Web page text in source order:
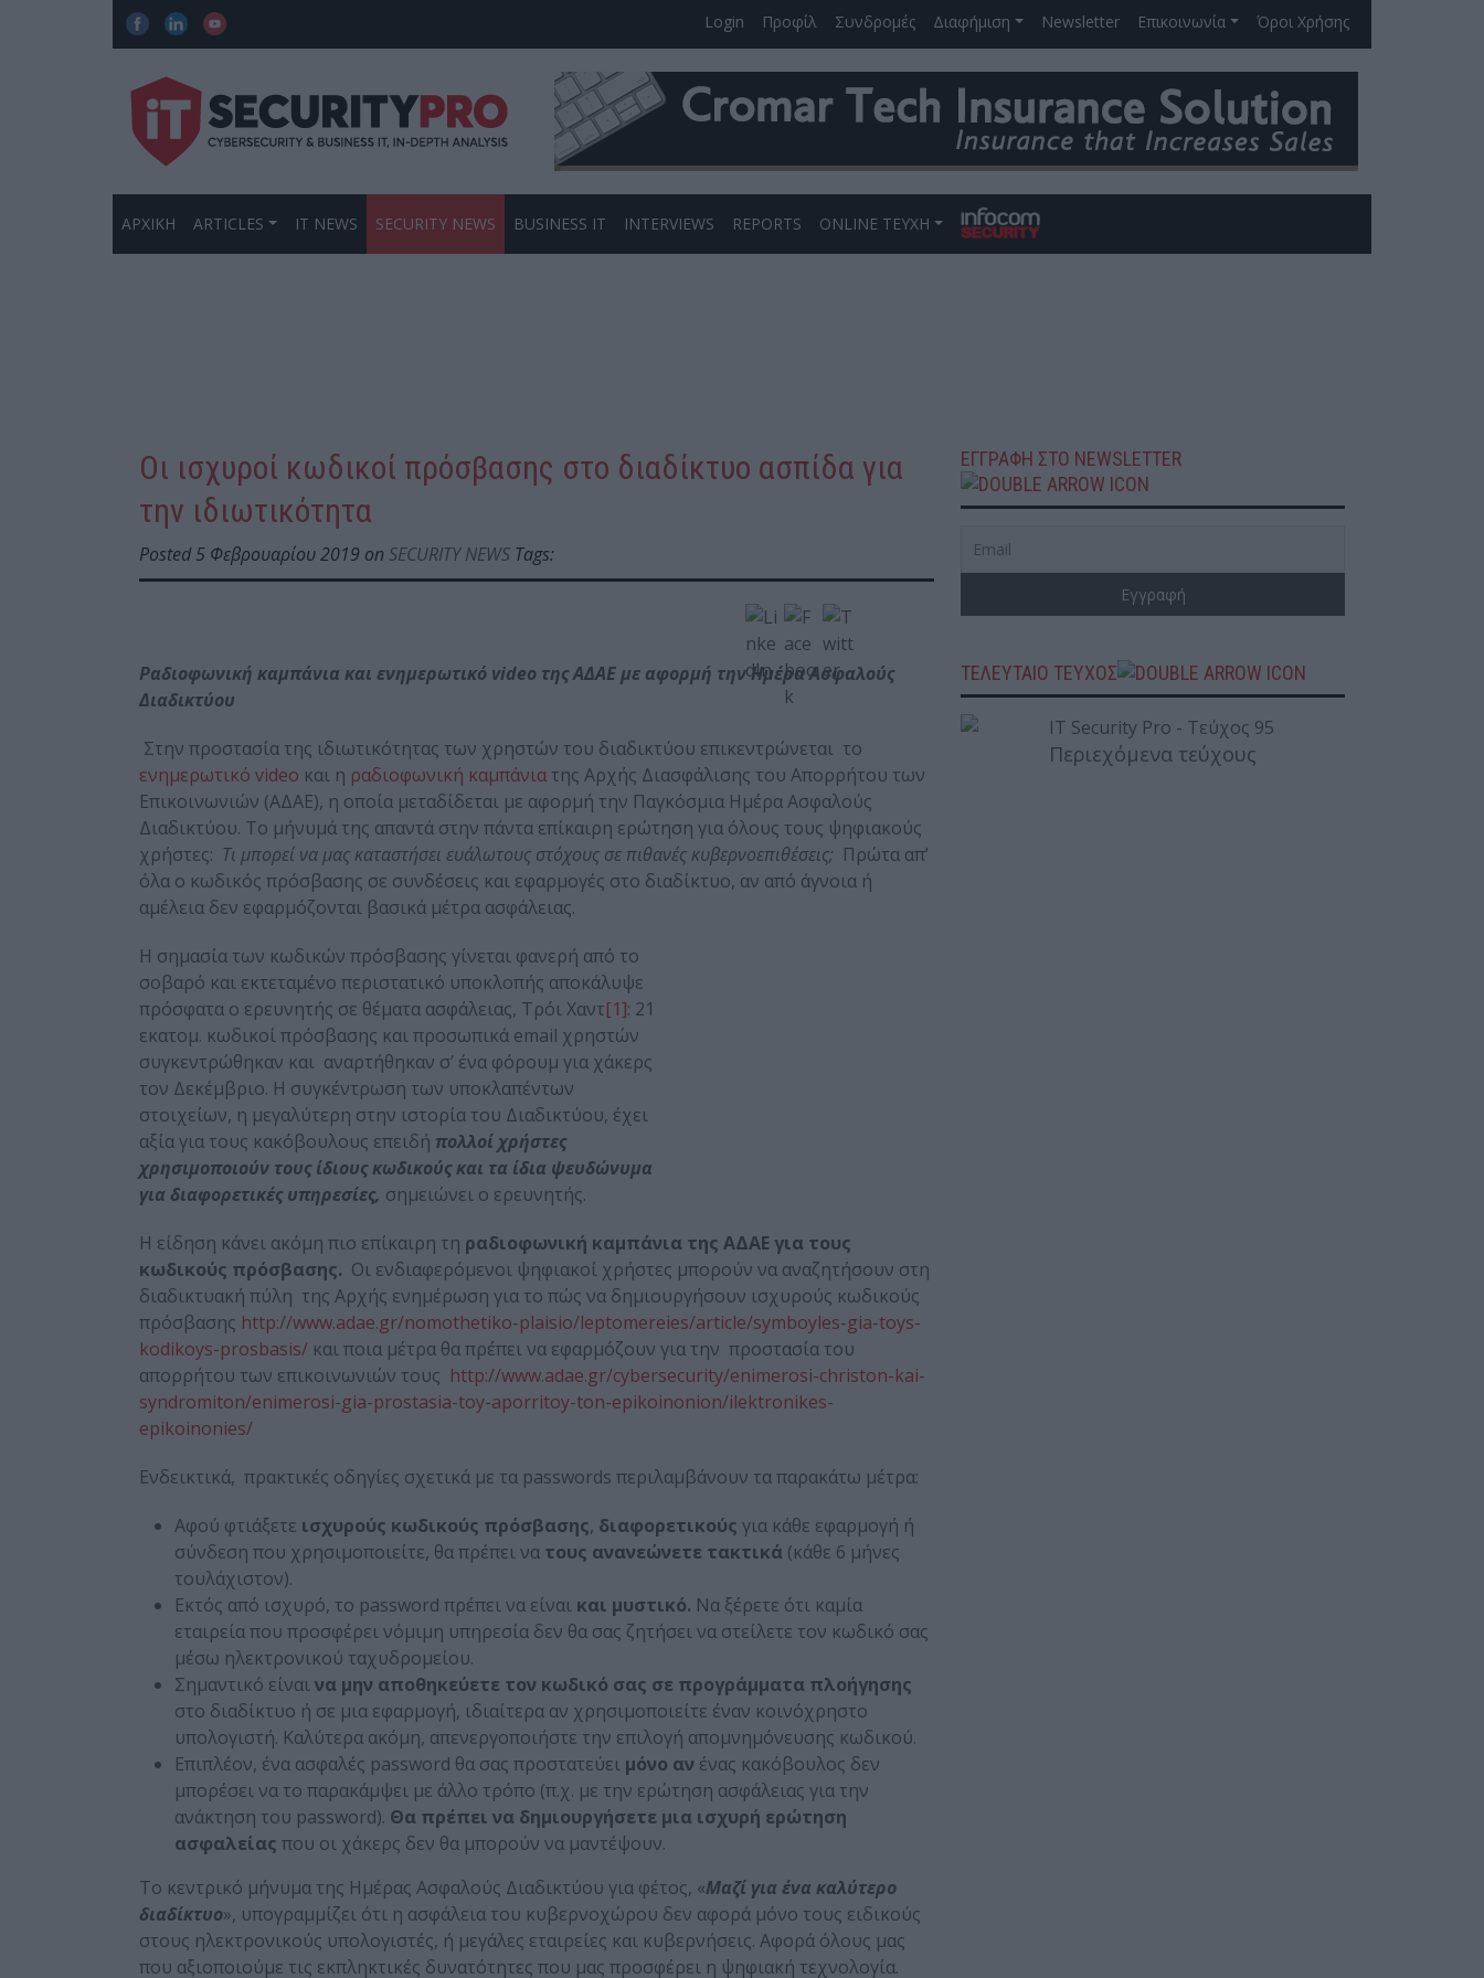
Login Προφίλ Συνδρομές Διαφήμιση Newsletter Επικοινωνία Όροι Χρήσης
ΑΡΧΙΚΗ ARTICLES IT NEWS SECURITY NEWS BUSINESS IT INTERVIEWS REPORTS ONLINE ΤΕΥΧΗ
Οι ισχυροί κωδικοί πρόσβασης στο διαδίκτυο ασπίδα για
την ιδιωτικότητα
Posted 5 Φεβρουαρίου 2019 on SECURITY NEWS Tags:
Ραδιοφωνική καμπάνια και ενημερωτικό video της ΑΔΑΕ με αφορμή την Ημέρα Ασφαλούς
Διαδικτύου
Στην προστασία της ιδιωτικότητας των χρηστών του διαδικτύου επικεντρώνεται το
ενημερωτικό video και η ραδιοφωνική καμπάνια της Αρχής Διασφάλισης του Απορρήτου των
Επικοινωνιών (ΑΔΑΕ), η οποία μεταδίδεται με αφορμή την Παγκόσμια Ημέρα Ασφαλούς
Διαδικτύου. Το μήνυμά της απαντά στην πάντα επίκαιρη ερώτηση για όλους τους ψηφιακούς
χρήστες: Τι μπορεί να μας καταστήσει ευάλωτους στόχους σε πιθανές κυβερνοεπιθέσεις; Πρώτα απ’
όλα ο κωδικός πρόσβασης σε συνδέσεις και εφαρμογές στο διαδίκτυο, αν από άγνοια ή
αμέλεια δεν εφαρμόζονται βασικά μέτρα ασφάλειας.
Η σημασία των κωδικών πρόσβασης γίνεται φανερή από το
σοβαρό και εκτεταμένο περιστατικό υποκλοπής αποκάλυψε
πρόσφατα ο ερευνητής σε θέματα ασφάλειας, Τρόι Χαντ[1]: 21
εκατομ. κωδικοί πρόσβασης και προσωπικά email χρηστών
συγκεντρώθηκαν και αναρτήθηκαν σ’ ένα φόρουμ για χάκερς
τον Δεκέμβριο. Η συγκέντρωση των υποκλαπέντων
στοιχείων, η μεγαλύτερη στην ιστορία του Διαδικτύου, έχει
αξία για τους κακόβουλους επειδή πολλοί χρήστες
χρησιμοποιούν τους ίδιους κωδικούς και τα ίδια ψευδώνυμα
για διαφορετικές υπηρεσίες, σημειώνει ο ερευνητής.
Η είδηση κάνει ακόμη πιο επίκαιρη τη ραδιοφωνική καμπάνια της ΑΔΑΕ για τους
κωδικούς πρόσβασης. Οι ενδιαφερόμενοι ψηφιακοί χρήστες μπορούν να αναζητήσουν στη
διαδικτυακή πύλη της Αρχής ενημέρωση για το πώς να δημιουργήσουν ισχυρούς κωδικούς
πρόσβασης http://www.adae.gr/nomothetiko-plaisio/leptomereies/article/symboyles-gia-toys-
kodikoys-prosbasis/ και ποια μέτρα θα πρέπει να εφαρμόζουν για την προστασία του
απορρήτου των επικοινωνιών τους http://www.adae.gr/cybersecurity/enimerosi-christon-kai-
syndromiton/enimerosi-gia-prostasia-toy-aporritoy-ton-epikoinonion/ilektronikes-
epikoinonies/
Ενδεικτικά, πρακτικές οδηγίες σχετικά με τα passwords περιλαμβάνουν τα παρακάτω μέτρα:
Αφού φτιάξετε ισχυρούς κωδικούς πρόσβασης, διαφορετικούς για κάθε εφαρμογή ή
σύνδεση που χρησιμοποιείτε, θα πρέπει να τους ανανεώνετε τακτικά (κάθε 6 μήνες
τουλάχιστον).
Εκτός από ισχυρό, το password πρέπει να είναι και μυστικό. Να ξέρετε ότι καμία
εταιρεία που προσφέρει νόμιμη υπηρεσία δεν θα σας ζητήσει να στείλετε τον κωδικό σας
μέσω ηλεκτρονικού ταχυδρομείου.
Σημαντικό είναινα μην αποθηκεύετε τον κωδικό σας σε προγράμματα πλοήγησης
στο διαδίκτυο ή σε μια εφαρμογή, ιδιαίτερα αν χρησιμοποιείτε έναν κοινόχρηστο
υπολογιστή. Καλύτερα ακόμη, απενεργοποιήστε την επιλογή απομνημόνευσης κωδικού.
Επιπλέον, ένα ασφαλές password θα σας προστατεύει μόνο αν ένας κακόβουλος δεν
μπορέσει να το παρακάμψει με άλλο τρόπο (π.χ. με την ερώτηση ασφάλειας για την
ανάκτηση του password). Θα πρέπει να δημιουργήσετε μια ισχυρή ερώτηση
ασφαλείας που οι χάκερς δεν θα μπορούν να μαντέψουν.
Το κεντρικό μήνυμα της Ημέρας Ασφαλούς Διαδικτύου για φέτος, «Μαζί για ένα καλύτερο
διαδίκτυο», υπογραμμίζει ότι η ασφάλεια του κυβερνοχώρου δεν αφορά μόνο τους ειδικούς
στους ηλεκτρονικούς υπολογιστές, ή μεγάλες εταιρείες και κυβερνήσεις. Αφορά όλους μας
που αξιοποιούμε τις εκπληκτικές δυνατότητες που μας προσφέρει η ψηφιακή τεχνολογία.
ΕΓΓΡΑΦΗ ΣΤΟ NEWSLETTER
ΤΕΛΕΥΤΑΙΟ ΤΕΥΧΟΣ
Περιεχόμενα τεύχους